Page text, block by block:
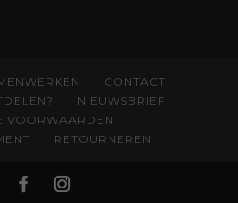
CONTACT
NIEUWSBRIEF
VOORWAARDEN
RETOURNEREN